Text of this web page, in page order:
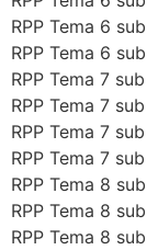
RPP Tema 6
RPP Tema 6
RPP Tema 7
RPP Tema 7
RPP Tema 7
RPP Tema 7
RPP Tema 8
RPP Tema 8
RPP Tema 8